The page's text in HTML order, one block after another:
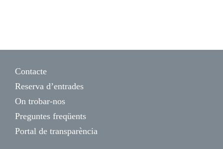
Contacte
Reserva d’entrades
On trobar-nos
Preguntes freqüents
Portal de transparència